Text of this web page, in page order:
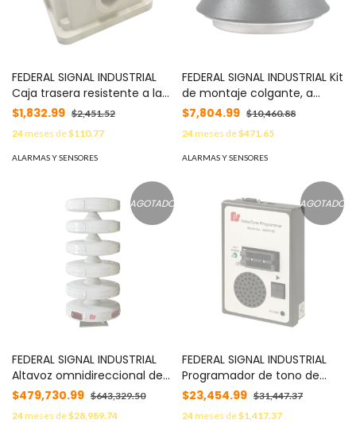
FEDERAL SIGNAL INDUSTRIAL
Caja trasera resistente a la
intemperie, no metálica, gris,
accesorio federal signal
MOD: WBNM
$1,832.99 $2,451.52
24meses de$110.77
ALARMAS Y SENSORES
FEDERAL SIGNAL INDUSTRIAL Kit
de montaje colgante, a
prueba de explosiones MOD:
$7,804.99 $10,460.88
24meses de$471.65
ALARMAS Y SENSORES
AGOTADO
FEDERAL SIGNAL INDUSTRIAL
Altavoz omnidireccional de
alta potencia, Modulator,
1600W, 118 dBc MOD:
MOD4016B
$479,730.99 $643,329.50
24meses de$28,989.74
AGOTADO
FEDERAL SIGNAL INDUSTRIAL
Programador de tono de
campo selectone MOD:
$23,454.99 $31,447.37
24meses de$1,417.37